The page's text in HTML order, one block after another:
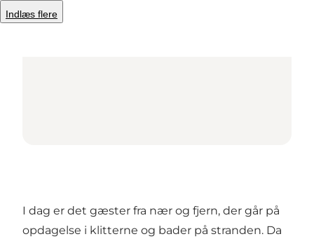
Indlæs flere
I dag er det gæster fra nær og fjern, der går på
opdagelse i klitterne og bader på stranden. Da